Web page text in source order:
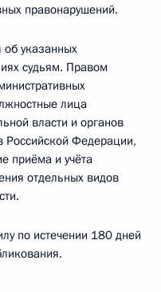
правонарушений.
об указанных
судьям. Правом
лица
власти и органов
Российской Федерации,
приёма и учёта
отдельных видов
по истечении 180 дней